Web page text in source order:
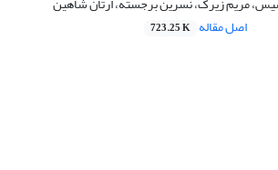
اصل مقاله 723.25 K